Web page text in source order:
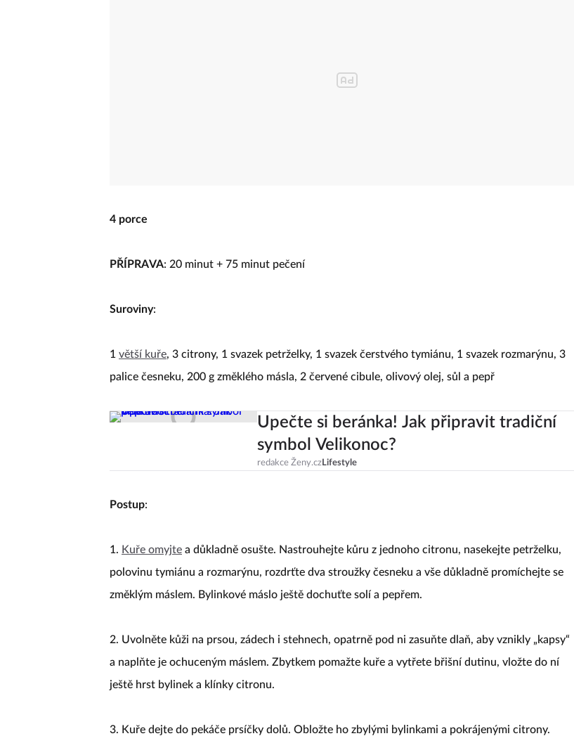
4 porce
PŘÍPRAVA: 20 minut + 75 minut pečení
Suroviny:
1 větší kuře, 3 citrony, 1 svazek petrželky, 1 svazek čerstvého tymiánu, 1 svazek rozmarýnu, 3
palice česneku, 200 g změklého másla, 2 červené cibule, olivový olej, sůl a pepř
Upečte si beránka! Jak připravit tradiční
symbol Velikonoc?
redakce Ženy.czLifestyle
Postup:
1. Kuře omyjte a důkladně osušte. Nastrouhejte kůru z jednoho citronu, nasekejte petrželku,
polovinu tymiánu a rozmarýnu, rozdrťte dva stroužky česneku a vše důkladně promíchejte se
změklým máslem. Bylinkové máslo ještě dochuťte solí a pepřem.
2. Uvolněte kůži na prsou, zádech i stehnech, opatrně pod ni zasuňte dlaň, aby vznikly „kapsy“
a naplňte je ochuceným máslem. Zbytkem pomažte kuře a vytřete břišní dutinu, vložte do ní
ještě hrst bylinek a klínky citronu.
3. Kuře dejte do pekáče prsíčky dolů. Obložte ho zbylými bylinkami a pokrájenými citrony.